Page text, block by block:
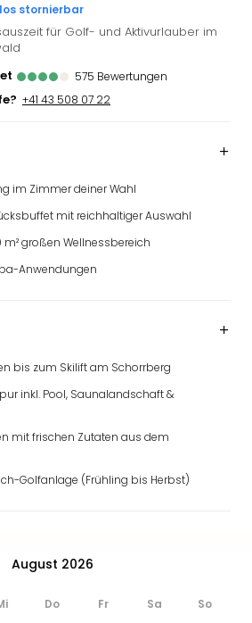
stornierbar
für Golf- und Aktivurlauber im
575 Bewertungen
+41 43 508 07 22
im Zimmer deiner Wahl
mit reichhaltiger Auswahl
großen Wellnessbereich
Anwendungen
bis zum Skilift am Schorrberg
inkl. Pool, Saunalandschaft &
mit frischen Zutaten aus dem
Golfanlage (Frühling bis Herbst)
August 2026
Do Fr Sa So